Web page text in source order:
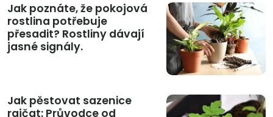
Jak poznáte, že pokojová
rostlina potřebuje
přesadit? Rostliny dávají
jasné signály.
Jak pěstovat sazenice
rajčat: Průvodce od